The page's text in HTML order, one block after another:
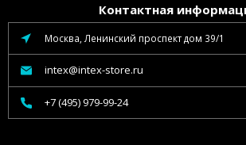
Контактная
Москва, Ленинский проспект дом 39/1
intex@intex-store.ru
+7 (495) 979-99-24